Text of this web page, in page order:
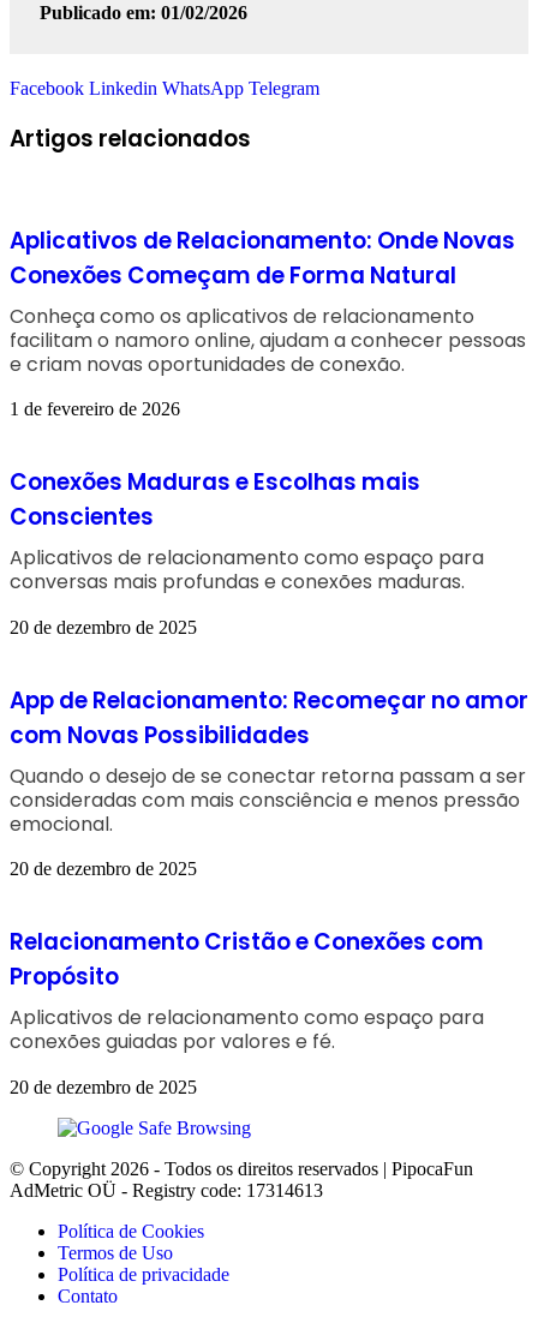
Publicado em: 01/02/2026
Facebook Linkedin WhatsApp Telegram
Artigos relacionados
Aplicativos de Relacionamento: Onde Novas
Conexões Começam de Forma Natural
Conheça como os aplicativos de relacionamento
facilitam o namoro online, ajudam a conhecer pessoas
e criam novas oportunidades de conexão.
1 de fevereiro de 2026
Conexões Maduras e Escolhas mais
Conscientes
Aplicativos de relacionamento como espaço para
conversas mais profundas e conexões maduras.
20 de dezembro de 2025
App de Relacionamento: Recomeçar no amor
com Novas Possibilidades
Quando o desejo de se conectar retorna passam a ser
consideradas com mais consciência e menos pressão
emocional.
20 de dezembro de 2025
Relacionamento Cristão e Conexões com
Propósito
Aplicativos de relacionamento como espaço para
conexões guiadas por valores e fé.
20 de dezembro de 2025
© Copyright 2026 - Todos os direitos reservados | PipocaFun
AdMetric OÜ - Registry code: 17314613
Política de Cookies
Termos de Uso
Política de privacidade
Contato